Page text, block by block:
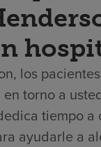
los
torno a
tiempo
ayudarle a